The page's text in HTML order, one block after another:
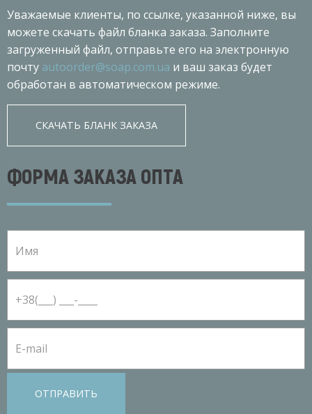
Уважаемые клиенты, по ссылке, указанной ниже, вы
можете скачать файл бланка заказа. Заполните
загруженный файл, отправьте его на электронную
почту autoorder@soap.com.ua и ваш заказ будет
обработан в автоматическом режиме.
СКАЧАТЬ БЛАНК ЗАКАЗА
ФОРМА ЗАКАЗА ОПТА
ОТПРАВИТЬ